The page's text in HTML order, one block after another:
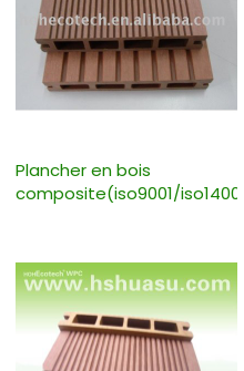
Plancher en bois
composite(iso9001/iso14001)